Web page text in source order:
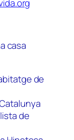
casa
de
de